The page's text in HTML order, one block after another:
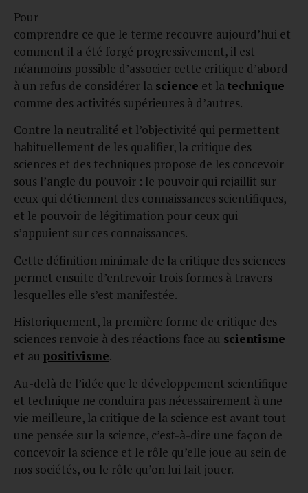
Pour
comprendre ce que le terme recouvre aujourd’hui et
comment il a été forgé progressivement, il est
néanmoins possible d’associer cette critique d’abord
à un refus de considérer la science et la technique
comme des activités supérieures à d’autres.
Contre la neutralité et l’objectivité qui permettent
habituellement de les qualifier, la critique des
sciences et des techniques propose de les concevoir
sous l’angle du pouvoir : le pouvoir qui rejaillit sur
ceux qui détiennent des connaissances scientifiques,
et le pouvoir de légitimation pour ceux qui
s’appuient sur ces connaissances.
Cette définition minimale de la critique des sciences
permet ensuite d’entrevoir trois formes à travers
lesquelles elle s’est manifestée.
Historiquement, la première forme de critique des
sciences renvoie à des réactions face au scientisme
et au positivisme.
Au-delà de l’idée que le développement scientifique
et technique ne conduira pas nécessairement à une
vie meilleure, la critique de la science est avant tout
une pensée sur la science, c’est-à-dire une façon de
concevoir la science et le rôle qu’elle joue au sein de
nos sociétés, ou le rôle qu’on lui fait jouer.